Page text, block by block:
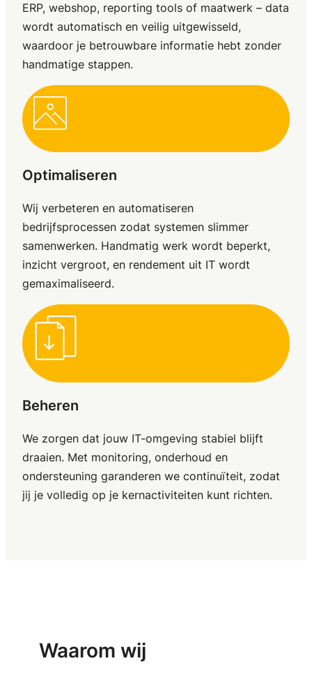
ERP, webshop, reporting tools of maatwerk – data
wordt automatisch en veilig uitgewisseld,
waardoor je betrouwbare informatie hebt zonder
handmatige stappen.
Optimaliseren
Wij verbeteren en automatiseren
bedrijfsprocessen zodat systemen slimmer
samenwerken. Handmatig werk wordt beperkt,
inzicht vergroot, en rendement uit IT wordt
gemaximaliseerd.
Beheren
We zorgen dat jouw IT-omgeving stabiel blijft
draaien. Met monitoring, onderhoud en
ondersteuning garanderen we continuïteit, zodat
jij je volledig op je kernactiviteiten kunt richten.
Waarom wij